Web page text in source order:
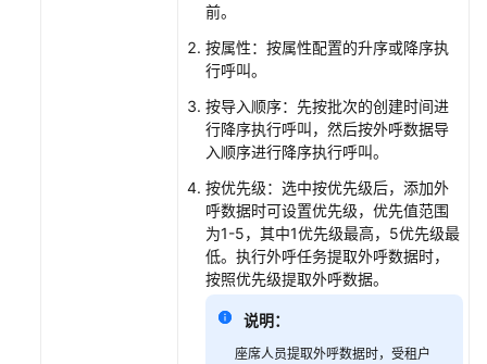
前。
按属性：按属性配置的升序或降序执
行呼叫。
按导入顺序：先按批次的创建时间进
行降序执行呼叫，然后按外呼数据导
入顺序进行降序执行呼叫。
按优先级：选中按优先级后，添加外
呼数据时可设置优先级，优先值范围
为1-5，其中1优先级最高，5优先级最
低。执行外呼任务提取外呼数据时，
按照优先级提取外呼数据。
说明：
座席人员提取外呼数据时，受租户